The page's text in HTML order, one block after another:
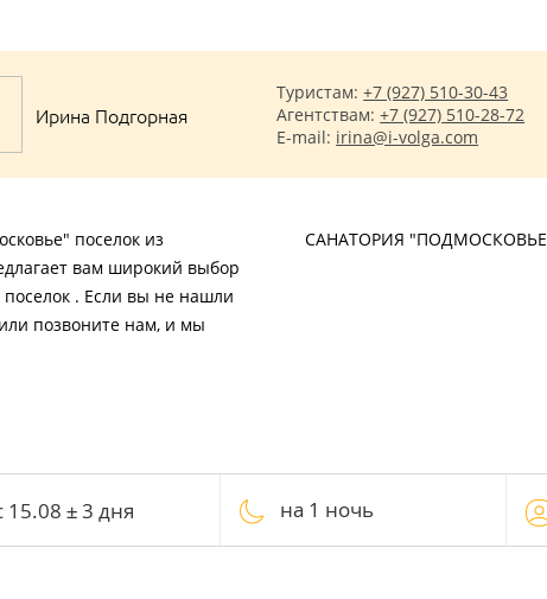
Ирина Подгорная
Туристам:+7 (927) 510-30-43
Агентствам:+7 (927) 510-28-72
E-mail: irina@i-volga.com
поселок из
вам широкий выбор
. Если вы не нашли
позвоните нам, и мы
САНАТОРИЯ
на 1 ночь